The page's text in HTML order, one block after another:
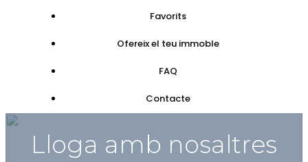
Favorits
Ofereix el teu immoble
FAQ
Contacte
Lloga amb nosaltres